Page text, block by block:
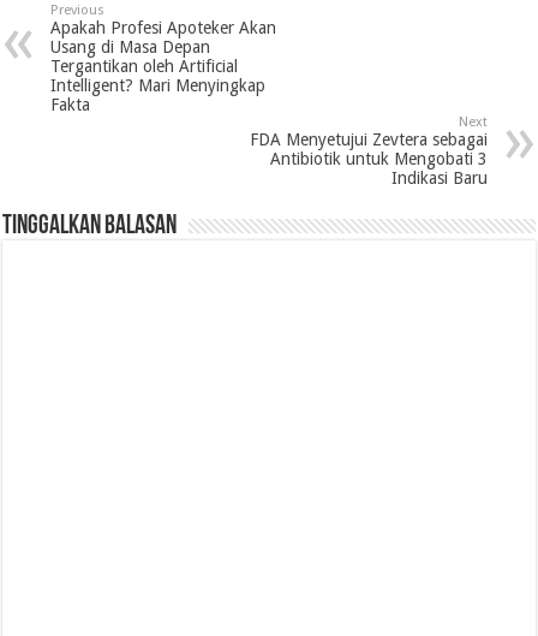
Previous
Apakah Profesi Apoteker Akan
Usang di Masa Depan
Tergantikan oleh Artificial
Intelligent? Mari Menyingkap
Fakta
Next
FDA Menyetujui Zevtera sebagai
Antibiotik untuk Mengobati 3
Indikasi Baru
Tinggalkan Balasan